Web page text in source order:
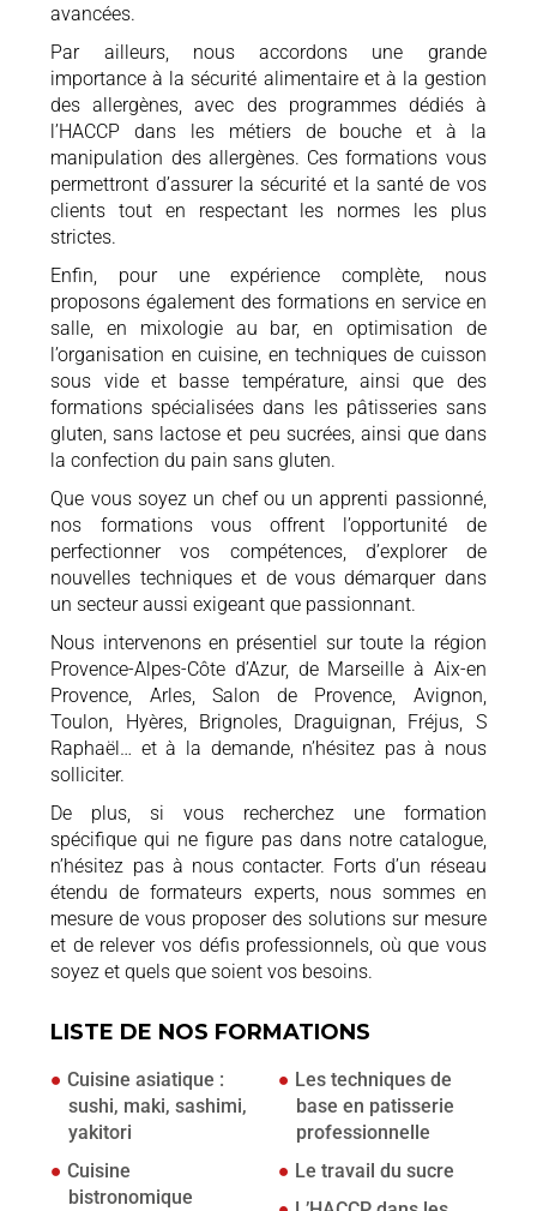
avancées.
Par ailleurs, nous accordons une grande
importance à la sécurité alimentaire et à la gestion
des allergènes, avec des programmes dédiés à
l’HACCP dans les métiers de bouche et à la
manipulation des allergènes. Ces formations vous
permettront d’assurer la sécurité et la santé de vos
clients tout en respectant les normes les plus
strictes.
Enfin, pour une expérience complète, nous
proposons également des formations en service en
salle, en mixologie au bar, en optimisation de
l’organisation en cuisine, en techniques de cuisson
sous vide et basse température, ainsi que des
formations spécialisées dans les pâtisseries sans
gluten, sans lactose et peu sucrées, ainsi que dans
la confection du pain sans gluten.
Que vous soyez un chef ou un apprenti passionné,
nos formations vous offrent l’opportunité de
perfectionner vos compétences, d’explorer de
nouvelles techniques et de vous démarquer dans
un secteur aussi exigeant que passionnant.
Nous intervenons en présentiel sur toute la région
Provence-Alpes-Côte d’Azur, de Marseille à Aix-en
Provence, Arles, Salon de Provence, Avignon,
Toulon, Hyères, Brignoles, Draguignan, Fréjus, S
Raphaël… et à la demande, n’hésitez pas à nous
solliciter.
De plus, si vous recherchez une formation
spécifique qui ne figure pas dans notre catalogue,
n’hésitez pas à nous contacter. Forts d’un réseau
étendu de formateurs experts, nous sommes en
mesure de vous proposer des solutions sur mesure
et de relever vos défis professionnels, où que vous
soyez et quels que soient vos besoins.
LISTE DE NOS FORMATIONS
Cuisine asiatique :
sushi, maki, sashimi,
yakitori
Cuisine
bistronomique
Les techniques de
base en patisserie
professionnelle
Le travail du sucre